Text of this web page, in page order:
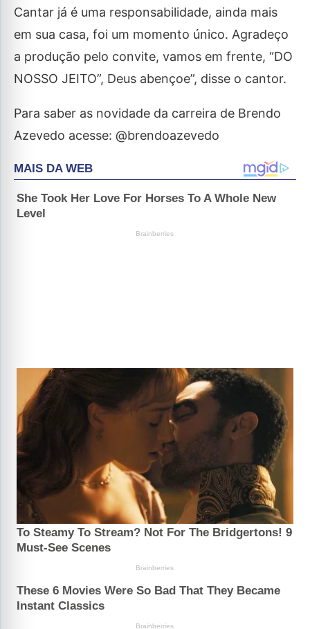
Cantar já é uma responsabilidade, ainda mais
em sua casa, foi um momento único. Agradeço
a produção pelo convite, vamos em frente, “DO
NOSSO JEITO”, Deus abençoe”, disse o cantor.
Para saber as novidade da carreira de Brendo
Azevedo acesse: @brendoazevedo